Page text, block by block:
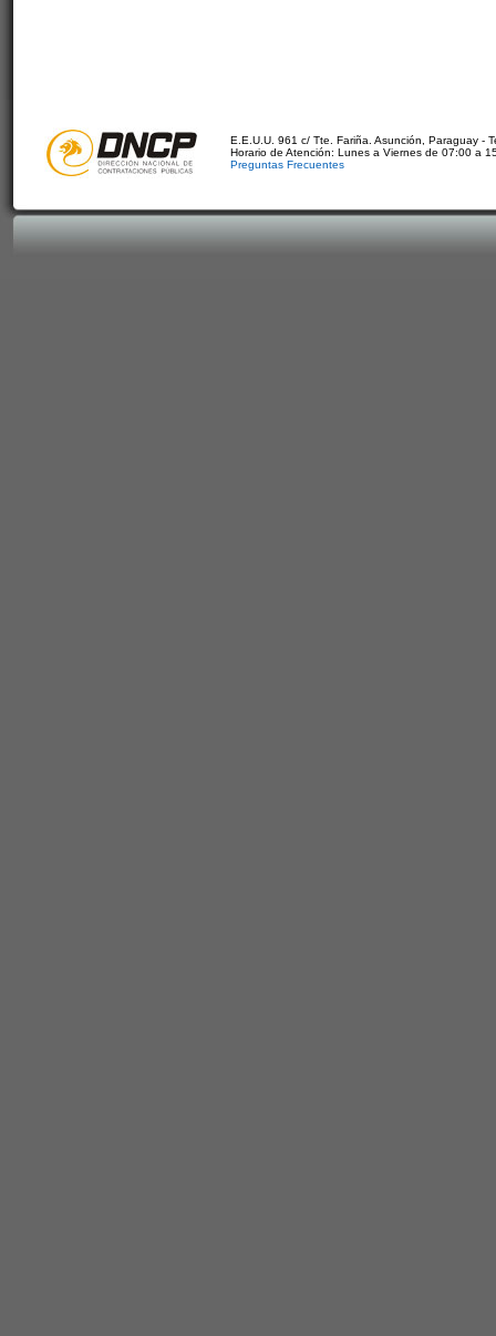
E.E.U.U. 961 c/ Tte. Fariña. Asunción, Paraguay -
Horario de Atención: Lunes a Viernes de 07:00 a
Preguntas Frecuentes